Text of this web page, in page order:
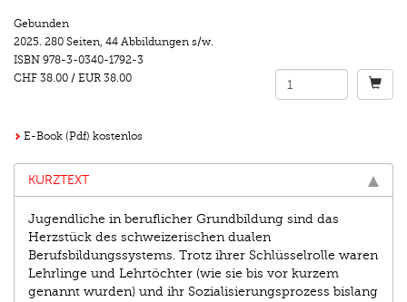
Gebunden
2025. 280 Seiten, 44 Abbildungen s/w.
ISBN 978-3-0340-1792-3
CHF 38.00 / EUR 38.00
E-Book (Pdf) kostenlos
KURZTEXT
Jugendliche in beruflicher Grundbildung sind das
Herzstück des schweizerischen dualen
Berufsbildungssystems. Trotz ihrer Schlüssel­rolle waren
Lehrlinge und Lehrtöchter (wie sie bis vor kurzem
genannt wurden) und ihr Sozialisierungsprozess bislang